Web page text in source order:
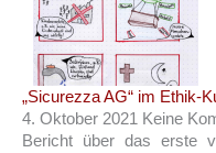
„Sicurezza AG“ im Ethik-
4. Oktober 2021 Keine
Bericht über das erste